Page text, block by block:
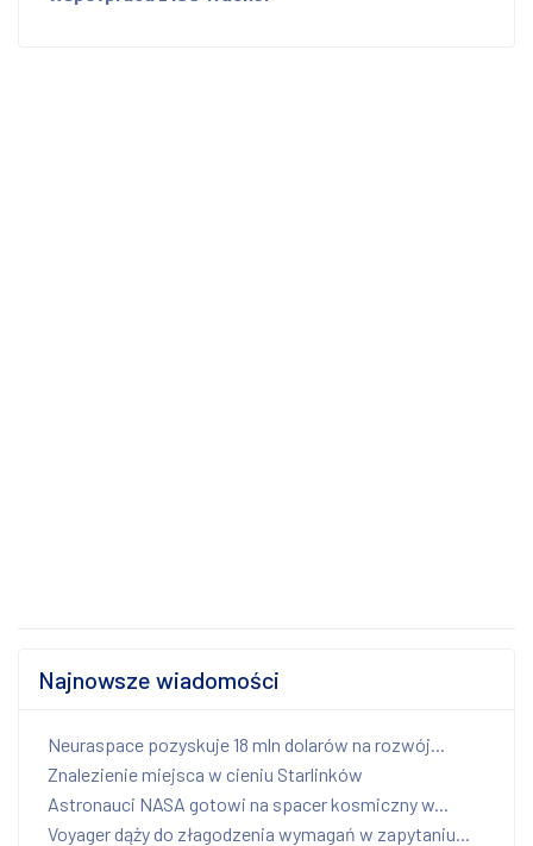
Najnowsze wiadomości
Neuraspace pozyskuje 18 mln dolarów na rozwój...
Znalezienie miejsca w cieniu Starlinków
Astronauci NASA gotowi na spacer kosmiczny w...
Voyager dąży do złagodzenia wymagań w zapytaniu...